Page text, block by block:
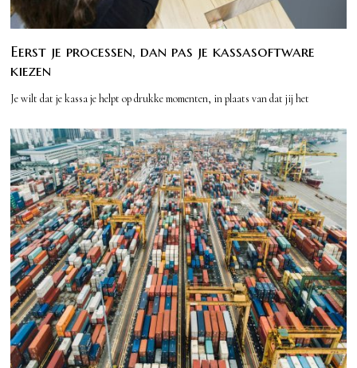
Eerst je processen, dan pas je kassasoftware
kiezen
Je wilt dat je kassa je helpt op drukke momenten, in plaats van dat jij het